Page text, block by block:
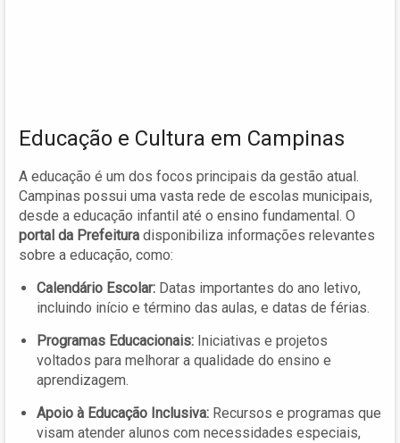
Educação e Cultura em Campinas
A educação é um dos focos principais da gestão atual.
Campinas possui uma vasta rede de escolas municipais,
desde a educação infantil até o ensino fundamental. O
portal da Prefeitura disponibiliza informações relevantes
sobre a educação, como:
Calendário Escolar: Datas importantes do ano letivo,
incluindo início e término das aulas, e datas de férias.
Programas Educacionais: Iniciativas e projetos
voltados para melhorar a qualidade do ensino e
aprendizagem.
Apoio à Educação Inclusiva: Recursos e programas que
visam atender alunos com necessidades especiais,